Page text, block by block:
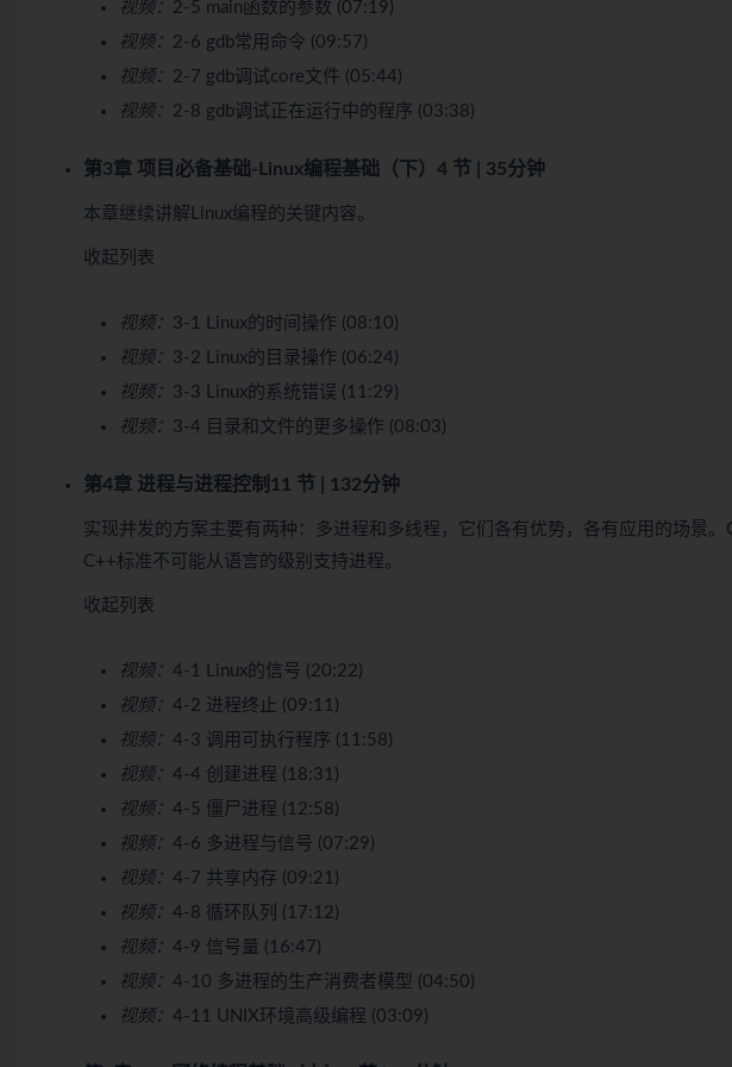
视频： 2-5 main函数的参数 (07:19)
视频： 2-6 gdb常用命令 (09:57)
视频： 2-7 gdb调试core文件 (05:44)
视频： 2-8 gdb调试正在运行中的程序 (03:38)
第3章 项目必备基础-Linux编程基础（下） 4 节 | 35分钟
本章继续讲解Linux编程的关键内容。
收起列表
视频： 3-1 Linux的时间操作 (08:10)
视频： 3-2 Linux的目录操作 (06:24)
视频： 3-3 Linux的系统错误 (11:29)
视频： 3-4 目录和文件的更多操作 (08:03)
第4章 进程与进程控制 11 节 | 132分钟
实现并发的方案主要有两种：多进程和多线程，它们各有优势，各有应用的场景
C++标准不可能从语言的级别支持进程。
收起列表
视频： 4-1 Linux的信号 (20:22)
视频： 4-2 进程终止 (09:11)
视频： 4-3 调用可执行程序 (11:58)
视频： 4-4 创建进程 (18:31)
视频： 4-5 僵尸进程 (12:58)
视频： 4-6 多进程与信号 (07:29)
视频： 4-7 共享内存 (09:21)
视频： 4-8 循环队列 (17:12)
视频： 4-9 信号量 (16:47)
视频： 4-10 多进程的生产消费者模型 (04:50)
视频： 4-11 UNIX环境高级编程 (03:09)